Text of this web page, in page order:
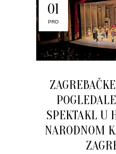
01
PRO
SPEKTAKL U
NARODNOM